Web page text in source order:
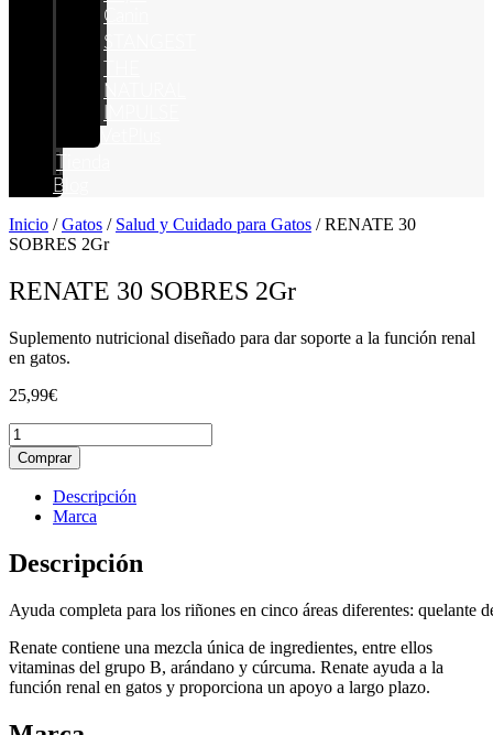
Canin
STANGEST
NATURAL
Blog
Inicio /Gatos / Salud y Cuidado para Gatos / RENATE 30
SOBRES 2Gr
RENATE 30 SOBRES 2Gr
Suplemento nutricional diseñado para dar soporte a la función renal
en gatos.
25,99€
RENATE
30
SOBRES
cantidad
Comprar
Descripción
Marca
Descripción
Ayuda completa para los riñones en cinco áreas diferentes:
Renate contiene una mezcla única de ingredientes, entre ellos
vitaminas del grupo B, arándano y cúrcuma. Renate ayuda a la
función renal en gatos y proporciona un apoyo a largo plazo.